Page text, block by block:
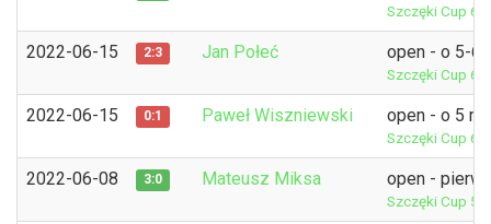
Szczęki Cup 6
2022-06-15 2:3 Jan Połeć open - o 5-6
Szczęki Cup 6
2022-06-15 0:1 Paweł Wiszniewski open - o 5
Szczęki Cup 6
2022-06-08 3:0 Mateusz Miksa open -
Szczęki Cup 5